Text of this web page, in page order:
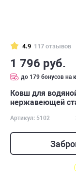
4.9 117 отзывов
1 796 руб.
до 179 бонусов на
Ковш для
нержавеющей
Артикул: 5102